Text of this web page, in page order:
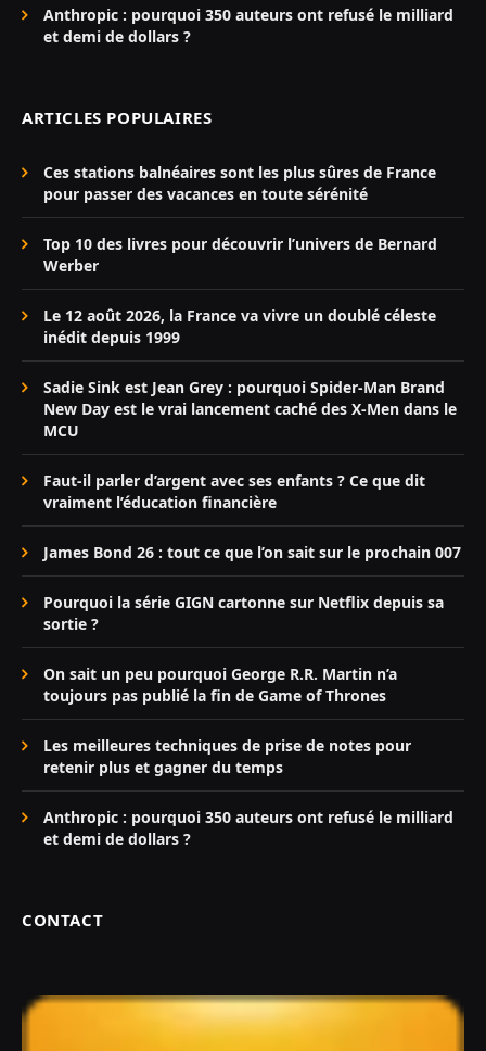
Anthropic : pourquoi 350 auteurs ont refusé le milliard
et demi de dollars ?
ARTICLES POPULAIRES
Ces stations balnéaires sont les plus sûres de France
pour passer des vacances en toute sérénité
Top 10 des livres pour découvrir l’univers de Bernard
Werber
Le 12 août 2026, la France va vivre un doublé céleste
inédit depuis 1999
Sadie Sink est Jean Grey : pourquoi Spider-Man Brand
New Day est le vrai lancement caché des X-Men dans le
MCU
Faut-il parler d’argent avec ses enfants ? Ce que dit
vraiment l’éducation financière
James Bond 26 : tout ce que l’on sait sur le prochain 007
Pourquoi la série GIGN cartonne sur Netflix depuis sa
sortie ?
On sait un peu pourquoi George R.R. Martin n’a
toujours pas publié la fin de Game of Thrones
Les meilleures techniques de prise de notes pour
retenir plus et gagner du temps
Anthropic : pourquoi 350 auteurs ont refusé le milliard
et demi de dollars ?
CONTACT